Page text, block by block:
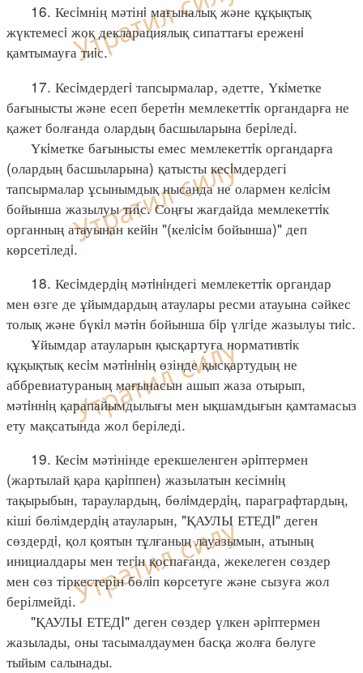
16. Кесiмнің мәтінi мағыналық және құқықтық
жүктемесi жоқ декларациялық сипаттағы ереженi
қамтымауға тиiс.
17. Кесiмдердегi тапсырмалар, әдетте, Үкiметке
бағынысты және есеп беретiн мемлекеттiк органдарға не
қажет болғанда олардың басшыларына берiледi.
Үкiметке бағынысты емес мемлекеттiк органдарға
(олардың басшыларына) қатысты кесiмдердегі
тапсырмалар ұсынымдық нысанда не олармен келiсiм
бойынша жазылуы тиіс. Соңғы жағдайда мемлекеттiк
органның атауынан кейiн "(келiсiм бойынша)" деп
көрсетіледi.
18. Кесiмдердiң мәтiнiндегі мемлекеттiк органдар
мен өзге де ұйымдардың атаулары ресми атауына сәйкес
толық және бүкiл мәтiн бойынша бiр үлгiде жазылуы тиiс.
Ұйымдар атауларын қысқартуға нормативтiк
құқықтық кесiм мәтiнiнiң өзінде қысқартудың не
аббревиатураның мағынасын ашып жаза отырып,
мәтiннiң қарапайымдылығы мен ықшамдығын қамтамасыз
ету мақсатында жол беріледі.
19. Кесiм мәтінінде ерекшеленген әрiптермен
(жартылай қара қарiппен) жазылатын кесімнiң
тақырыбын, тараулардың, бөлiмдердiң, параграфтардың,
кіші бөлімдердiң атауларын, "ҚАУЛЫ ЕТЕДI" деген
сөздердi, қол қоятын тұлғаның лауазымын, атының
инициалдары мен тегiн қоспағанда, жекелеген сөздер
мен сөз тіркестерін бөлiп көрсетуге және сызуға жол
берілмейді.
"ҚАУЛЫ ЕТЕДI" деген сөздер үлкен әрiптермен
жазылады, оны тасымалдаумен басқа жолға бөлуге
тыйым салынады.